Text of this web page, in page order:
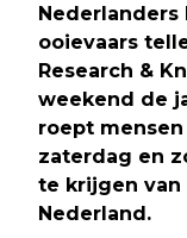
ooievaars
Research &
weekend de
roept
zaterdag en
te krijgen van
Nederland.